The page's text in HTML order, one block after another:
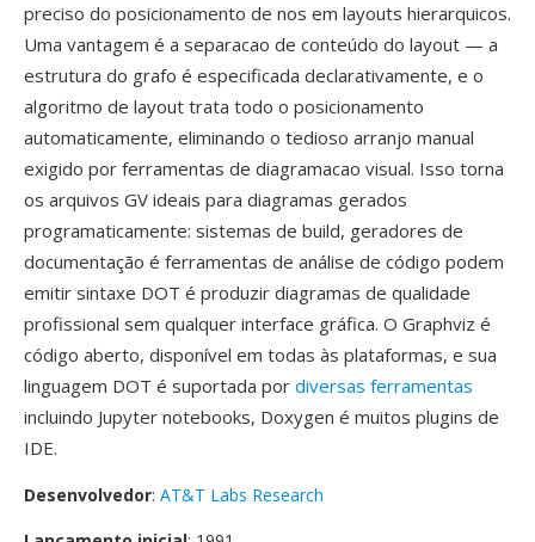
preciso do posicionamento de nos em layouts hierarquicos.
Uma vantagem é a separacao de conteúdo do layout — a
estrutura do grafo é especificada declarativamente, e o
algoritmo de layout trata todo o posicionamento
automaticamente, eliminando o tedioso arranjo manual
exigido por ferramentas de diagramacao visual. Isso torna
os arquivos GV ideais para diagramas gerados
programaticamente: sistemas de build, geradores de
documentação é ferramentas de análise de código podem
emitir sintaxe DOT é produzir diagramas de qualidade
profissional sem qualquer interface gráfica. O Graphviz é
código aberto, disponível em todas às plataformas, e sua
linguagem DOT é suportada por diversas ferramentas
incluindo Jupyter notebooks, Doxygen é muitos plugins de
IDE.
Desenvolvedor: AT&T Labs Research